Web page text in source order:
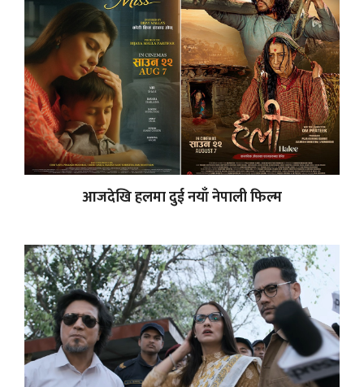
आजदेखि हलमा दुई नयाँ नेपाली फिल्म